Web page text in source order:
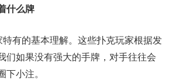
什么牌
特有的基本理解。这些扑克玩家根据发
们如果没有强大的手牌，对手往往会
下小注。